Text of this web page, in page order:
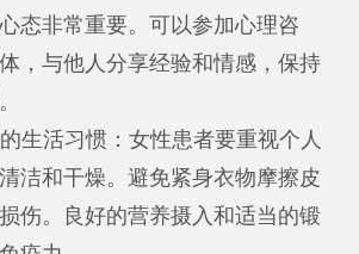
态非常重要。可以参加心理咨
，与他人分享经验和情感，保持
活习惯：女性患者要重视个人
洁和干燥。避免紧身衣物摩擦皮
伤。良好的营养摄入和适当的锻